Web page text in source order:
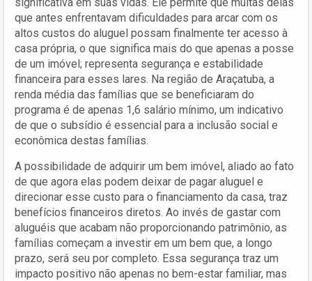
que antes enfrentavam dificuldades para arcar com os
altos custos do aluguel possam finalmente ter acesso à
casa própria, o que significa mais do que apenas a posse
de um imóvel; representa segurança e estabilidade
financeira para esses lares. Na região de Araçatuba, a
renda média das famílias que se beneficiaram do
programa é de apenas 1,6 salário mínimo, um indicativo
de que o subsídio é essencial para a inclusão social e
econômica destas famílias.
A possibilidade de adquirir um bem imóvel, aliado ao fato
de que agora elas podem deixar de pagar aluguel e
direcionar esse custo para o financiamento da casa, traz
benefícios financeiros diretos. Ao invés de gastar com
aluguéis que acabam não proporcionando patrimônio, as
famílias começam a investir em um bem que, a longo
prazo, será seu por completo. Essa segurança traz um
impacto positivo não apenas no bem-estar familiar, mas